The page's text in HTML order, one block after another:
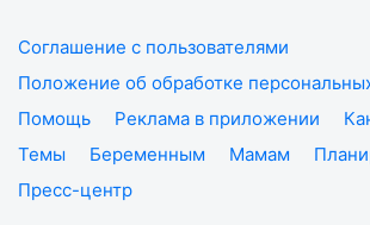
Соглашение с пользователями
Положение об обработке
Помощь
Реклама в приложении
Темы
Беременным Мамам
Пресс-центр